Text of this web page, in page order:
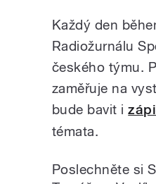
Každý den
Radiožurnálu
českého týmu.
zaměřuje na
bude bavit i
témata.
Poslechněte si